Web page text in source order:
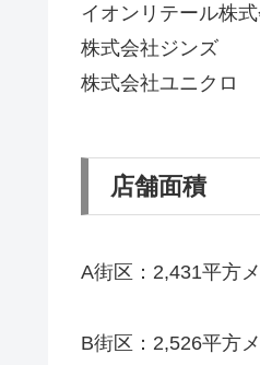
イオンリテール株
株式会社ジンズ
株式会社ユニクロ
店舗面積
A街区：2,431平方
B街区：2,526平方